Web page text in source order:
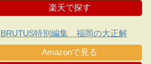
楽天で探す
BRUTUS特別編集 福岡の大正解
Amazonで見る